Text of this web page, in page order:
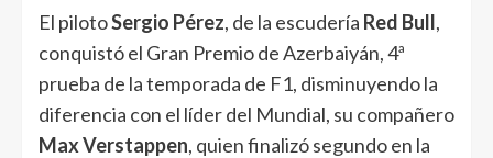
El pilotoSergio Pérez, de la escudería Red Bull,
conquistó el Gran Premio de Azerbaiyán, 4ª
prueba de la temporada de F1, disminuyendo la
diferencia con el líder del Mundial, su compañero
Max Verstappen, quien finalizó segundo en la